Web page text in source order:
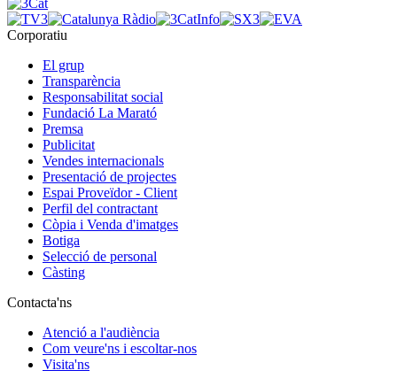
Corporatiu
El grup
Transparència
Responsabilitat social
Fundació La Marató
Premsa
Publicitat
Vendes internacionals
Presentació de projectes
Espai Proveïdor - Client
Perfil del contractant
Còpia i Venda d'imatges
Botiga
Selecció de personal
Càsting
Contacta'ns
Atenció a l'audiència
Com veure'ns i escoltar-nos
Visita'ns